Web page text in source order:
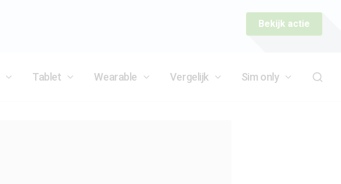
Bekijk actie
Tablet Wearable Vergelijk Sim only